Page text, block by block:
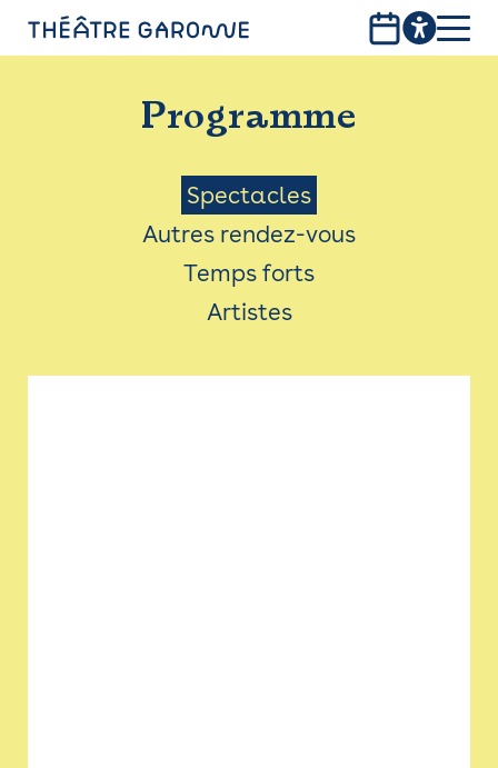
PROGRAMME
INFOS PRATIQUES
AVEC LES PUBLICS
ACCESSIBILITÉ
LES PRODUCTIONS
Programme
Menu
Saison
Spectacles
Autres rendez-vous
Temps forts
Artistes